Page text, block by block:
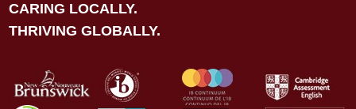
CARING LOCALLY.
THRIVING GLOBALLY.